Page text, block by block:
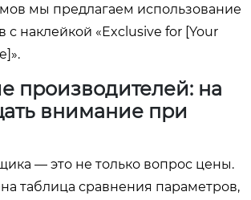
мы предлагаем использование
с наклейкой «Exclusive for [Your
производителей: на
внимание при
— это не только вопрос цены.
таблица сравнения параметров,